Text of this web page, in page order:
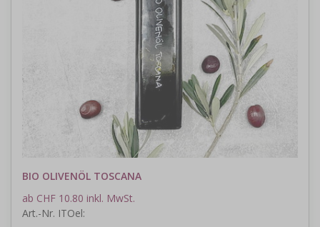
BIO OLIVENÖL TOSCANA
ab CHF 10.80 inkl. MwSt.
Art.-Nr. ITOel: